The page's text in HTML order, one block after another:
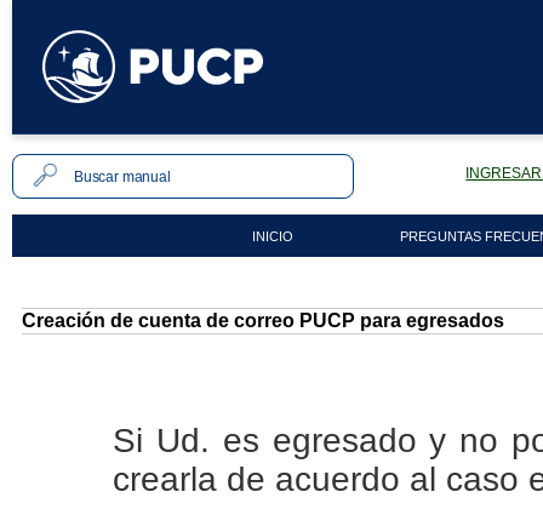
INICIO PREGUNTAS
Creación de cuenta de correo PUCP para egresados
Si Ud. es egresado y no
crearla de acuerdo al caso